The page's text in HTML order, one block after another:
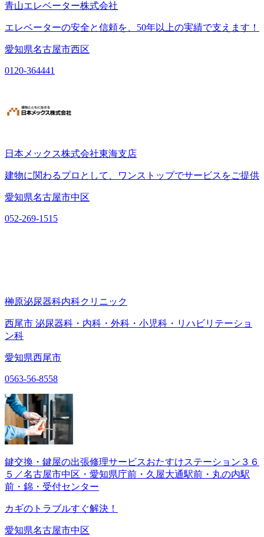
青山エレベーター株式会社
エレベーターの安全と信頼を、50年以上の実績で支えます！
愛知県名古屋市西区
0120-364441
日本メックス株式会社東海支店
建物に関わるプロとして、ワンストップでサービスをご提供
愛知県名古屋市中区
052-269-1515
榊原泌尿器科内科クリニック
西尾市 泌尿器科・内科・外科・小児科・リハビリテーショ
ン科
愛知県西尾市
0563-56-8558
鍵交換・鍵屋の出張修理サービスおたすけステーション３６
５／名古屋市中区・愛知県庁前・久屋大通駅前・丸の内駅
前・錦・受付センター
カギのトラブルすぐ解決！
愛知県名古屋市中区